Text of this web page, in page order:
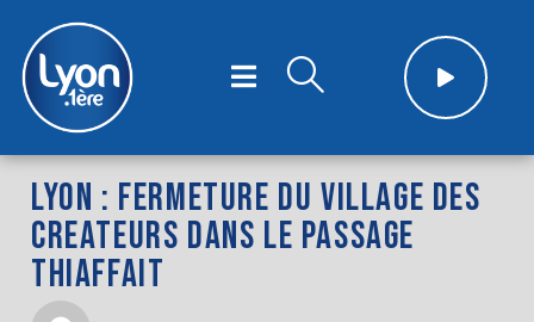
LYON : FERMETURE DU VILLAGE DES
CREATEURS DANS LE PASSAGE
THIAFFAIT